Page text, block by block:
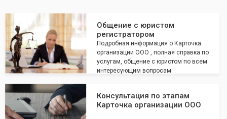
Общение с юристом
регистратором
Подробная информация о Карточка
организации ООО , полная справка по
услугам, общение с юристом по всем
интересующим вопросам
Консультация по этапам
Карточка организации ООО